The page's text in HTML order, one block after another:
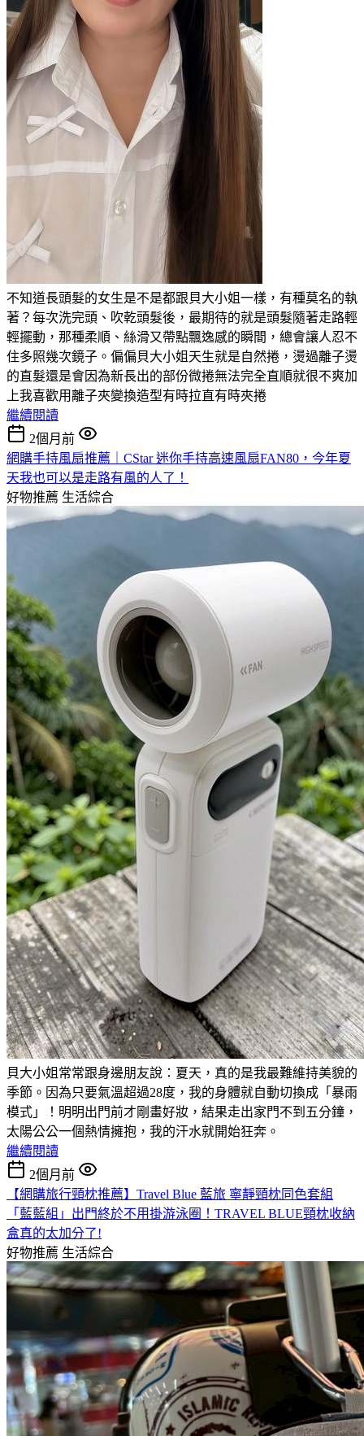
不知道長頭髮的女生是不是都跟貝大小姐一樣，有種莫名的執
著？每次洗完頭、吹乾頭髮後，最期待的就是頭髮隨著走路輕
輕擺動，那種柔順、絲滑又帶點飄逸感的瞬間，總會讓人忍不
住多照幾次鏡子。偏偏貝大小姐天生就是自然捲，燙過離子燙
的直髮還是會因為新長出的部份微捲無法完全直順就很不爽加
上我喜歡用離子夾變換造型有時拉直有時夾捲
繼續閱讀
2個月前
網購手持風扇推薦｜CStar 迷你手持高速風扇FAN80，今年夏
天我也可以是走路有風的人了！
好物推薦 生活綜合
貝大小姐常常跟身邊朋友說：夏天，真的是我最難維持美貌的
季節。因為只要氣溫超過28度，我的身體就自動切換成「暴雨
模式」！明明出門前才剛畫好妝，結果走出家門不到五分鐘，
太陽公公一個熱情擁抱，我的汗水就開始狂奔。
繼續閱讀
2個月前
【網購旅行頸枕推薦】Travel Blue 藍旅 寧靜頸枕同色套組
「藍藍組」出門終於不用掛游泳圈！TRAVEL BLUE頸枕收納
盒真的太加分了!
好物推薦 生活綜合